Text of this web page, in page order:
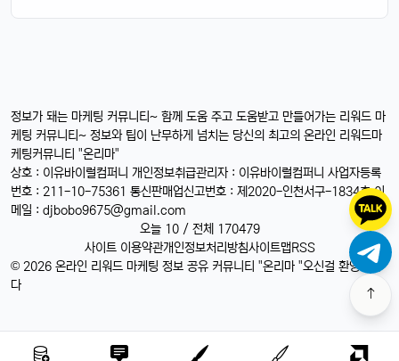
정보가 돼는 마케팅 커뮤니티~ 함께 도움 주고 도움받고 만들어가는 리워드 마
케팅 커뮤니티~ 정보와 팁이 난무하게 넘치는 당신의 최고의 온라인 리워드마
케팅커뮤니티 "온리마"
상호 : 이유바이럴컴퍼니 개인정보취급관리자 : 이유바이럴컴퍼니 사업자등록
번호 : 211-10-75361 통신판매업신고번호 : 제2020-인천서구-1834호 이
메일 : djbobo9675@gmail.com
오늘 10 / 전체 170479
사이트 이용약관개인정보처리방침사이트맵RSS
© 2026 온라인 리워드 마케팅 정보 공유 커뮤니티 "온리마 "오신걸 환영합니
다